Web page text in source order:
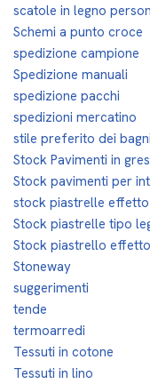
scatole in legno
Schemi a punto croce
spedizione campione
Spedizione manuali
spedizione pacchi
spedizioni mercatino
stile preferito dei
Stock Pavimenti in
Stock pavimenti per
stock piastrelle
Stock piastrelle tipo
Stock piastrello
Stoneway
suggerimenti
tende
termoarredi
Tessuti in cotone
Tessuti in lino